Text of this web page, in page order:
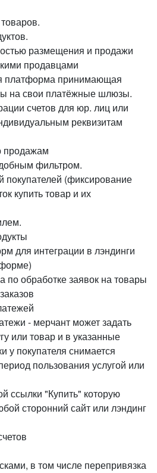
размещения и продажи
продавцами
платформа принимающая
на свои платёжные шлюзы.
счетов для юр. лиц или
реквизитам
продажам
фильтром.
покупателей (фиксирование
купить товар и их
для интеграции в лэндинги
по обработке заявок на товары
- мерчант может задать
или товар и в указанные
у покупателя снимается
пользования услугой или
ссылки "Купить" которую
сторонний сайт или лэндинг
в том числе перепривязка